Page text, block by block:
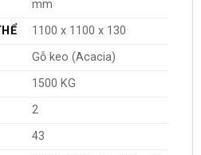
mm
1100 x 1100 x 130
Gỗ keo (Acacia)
1500 KG
2
43